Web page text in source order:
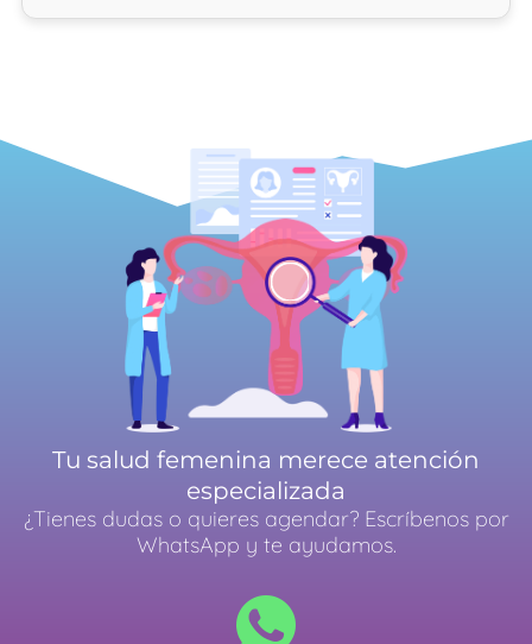
Tu salud femenina merece atención
especializada
¿Tienes dudas o quieres agendar? Escríbenos por
WhatsApp y te ayudamos.